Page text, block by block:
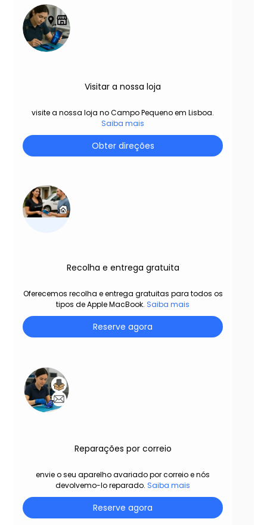
Visitar a nossa loja
visite a nossa loja no Campo Pequeno em Lisboa.
Saiba mais
Obter direções
Recolha e entrega gratuita
Oferecemos recolha e entrega gratuitas para todos os
tipos de Apple MacBook. Saiba mais
Reserve agora
Reparações por correio
envie o seu aparelho avariado por correio e nós
devolvemo-lo reparado. Saiba mais
Reserve agora